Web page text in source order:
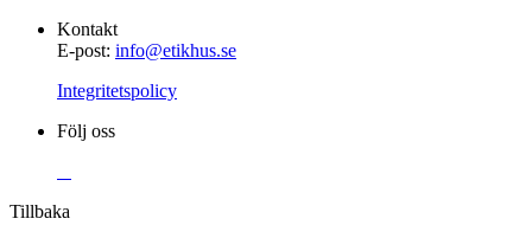
Kontakt
E-post: info@etikhus.se
Integritetspolicy
Följ oss
Tillbaka